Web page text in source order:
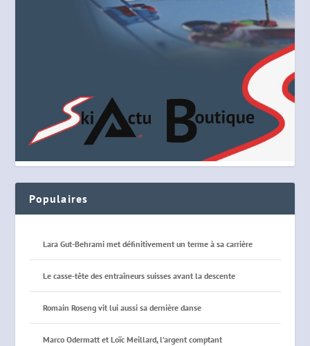
Populaires
Lara Gut-Behrami met définitivement un terme à sa carrière
Le casse-tête des entraîneurs suisses avant la descente
Romain Roseng vit lui aussi sa dernière danse
Marco Odermatt et Loïc Meillard, l’argent comptant